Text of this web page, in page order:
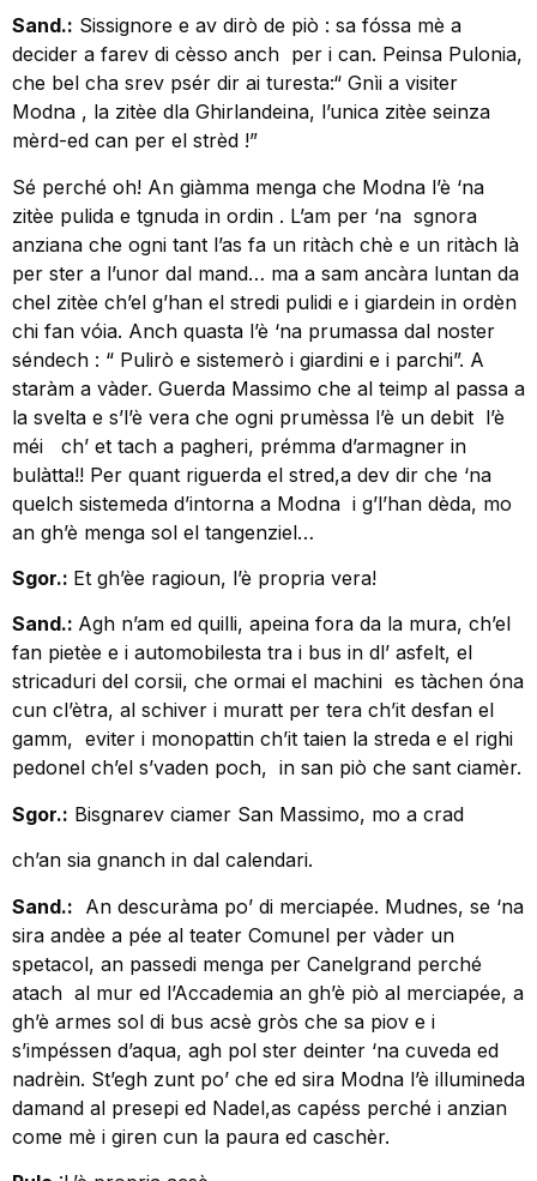
Sand.: Sissignore e av dirò de piò : sa fóssa mè a
decider a farev di cèsso anch per i can. Peinsa Pulonia,
che bel cha srev psér dir ai turesta:“ Gnìi a visiter
Modna , la zitèe dla Ghirlandeina, l’unica zitèe seinza
mèrd-ed can per el strèd !”
Sé perché oh! An giàmma menga che Modna l’è ‘na
zitèe pulida e tgnuda in ordin . L’am per ‘na sgnora
anziana che ogni tant l’as fa un ritàch chè e un ritàch là
per ster a l’unor dal mand… ma a sam ancàra luntan da
chel zitèe ch’el g’han el stredi pulidi e i giardein in ordèn
chi fan vóia. Anch quasta l’è ‘na prumassa dal noster
séndech : “ Pulirò e sistemerò i giardini e i parchi”. A
staràm a vàder. Guerda Massimo che al teimp al passa a
la svelta e s’l’è vera che ogni prumèssa l’è un debit l’è
méi ch’ et tach a pagheri, prémma d’armagner in
bulàtta!! Per quant riguerda el stred,a dev dir che ‘na
quelch sistemeda d’intorna a Modna i g’l’han dèda, mo
an gh’è menga sol el tangenziel…
Sgor.: Et gh’èe ragioun, l’è propria vera!
Sand.: Agh n’am ed quilli, apeina fora da la mura, ch’el
fan pietèe e i automobilesta tra i bus in dl’ asfelt, el
stricaduri del corsii, che ormai el machini es tàchen óna
cun cl’ètra, al schiver i muratt per tera ch’it desfan el
gamm, eviter i monopattin ch’it taien la streda e el righi
pedonel ch’el s’vaden poch, in san piò che sant ciamèr.
Sgor.: Bisgnarev ciamer San Massimo, mo a crad
ch’an sia gnanch in dal calendari.
Sand.: An descuràma po’ di merciapée. Mudnes, se ‘na
sira andèe a pée al teater Comunel per vàder un
spetacol, an passedi menga per Canelgrand perché
atach al mur ed l’Accademia an gh’è piò al merciapée, a
gh’è armes sol di bus acsè gròs che sa piov e i
s’impéssen d’aqua, agh pol ster deinter ‘na cuveda ed
nadrèin. St’egh zunt po’ che ed sira Modna l’è illumineda
damand al presepi ed Nadel,as capéss perché i anzian
come mè i giren cun la paura ed caschèr.